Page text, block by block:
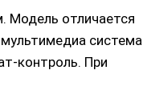
Модель отличается
система
контроль. При